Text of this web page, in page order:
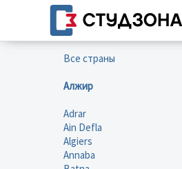
Все страны
Алжир
Adrar
Ain Defla
Algiers
Annaba